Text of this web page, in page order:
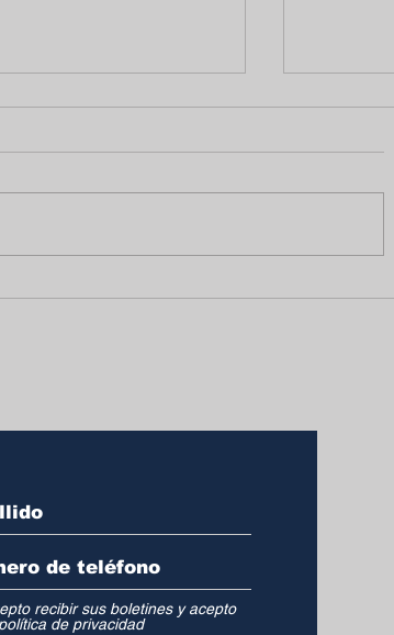
recibir sus boletines y acepto
de privacidad